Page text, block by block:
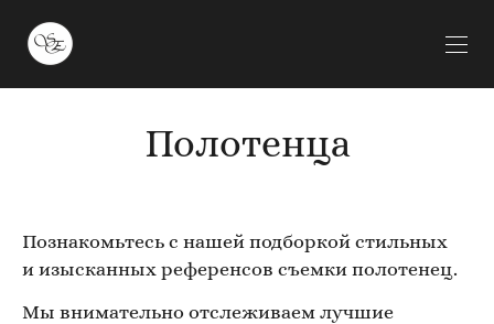
Полотенца
Познакомьтесь с нашей подборкой стильных
и изысканных референсов съемки полотенец.
Мы внимательно отслеживаем лучшие